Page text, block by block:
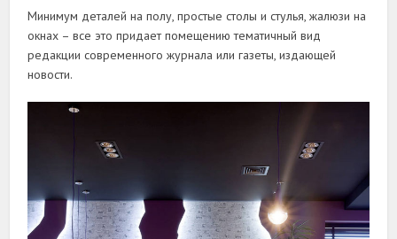
Минимум деталей на полу, простые столы и стулья, жалюзи на
окнах – все это придает помещению тематичный вид
редакции современного журнала или газеты, издающей
новости.